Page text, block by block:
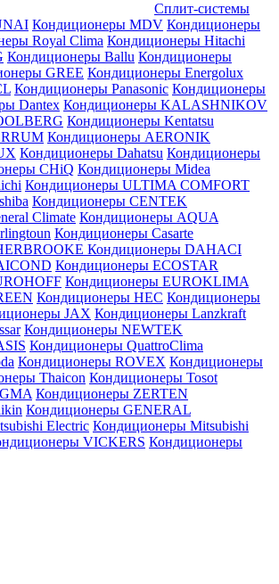
Сплит-системы
Кондиционеры MDV Кондиционеры
Royal Clima Кондиционеры Hitachi
Кондиционеры Ballu Кондиционеры
GREE Кондиционеры Energolux
Кондиционеры Panasonic Кондиционеры
Dantex Кондиционеры KALASHNIKOV
Кондиционеры Kentatsu
Кондиционеры AERONIK
Кондиционеры Dahatsu Кондиционеры
CHiQ Кондиционеры Midea
Кондиционеры ULTIMA COMFORT
Кондиционеры CENTEK
Climate Кондиционеры AQUA
Кондиционеры Casarte
Кондиционеры DAHACI
Кондиционеры ECOSTAR
Кондиционеры EUROKLIMA
Кондиционеры HEC Кондиционеры
JAX Кондиционеры Lanzkraft
Кондиционеры NEWTEK
Кондиционеры QuattroClima
Кондиционеры ROVEX Кондиционеры
Thaicon Кондиционеры Tosot
Кондиционеры ZERTEN
Кондиционеры GENERAL
Electric Кондиционеры Mitsubishi
VICKERS Кондиционеры